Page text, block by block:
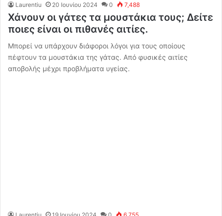
Laurentiu 20 Ιουνίου 2024 0 7,488
Χάνουν οι γάτες τα μουστάκια τους; Δείτε
ποιες είναι οι πιθανές αιτίες.
Μπορεί να υπάρχουν διάφοροι λόγοι για τους οποίους
πέφτουν τα μουστάκια της γάτας. Από φυσικές αιτίες
αποβολής μέχρι προβλήματα υγείας.